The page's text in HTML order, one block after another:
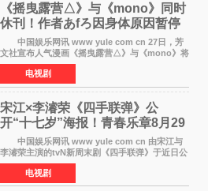
《摇曳露营△》与《mono》同时
休刊！作者あfろ因身体原因暂停
双连载
中国娱乐网讯 www yule com cn 27日，芳
文社宣布人气漫画《摇曳露营△》与《mono》将
暂停连载一段时间，原因是漫画家あfろ身体状况
不佳。 编辑部表示：一直承蒙各位对
《mono》的喜爱，
电视剧
宋江×李濬荣《四手联弹》公
开“十七岁”海报！青春乐章8月29
日奏响
中国娱乐网讯 www yule com cn 由宋江与
李濬荣主演的tvN新周末剧《四手联弹》于近日公
开十七岁版海报，以充满青春气息的画面再度点
燃观众期待。 海报中，宋江与李濬荣并肩站
在音乐教室的
电视剧